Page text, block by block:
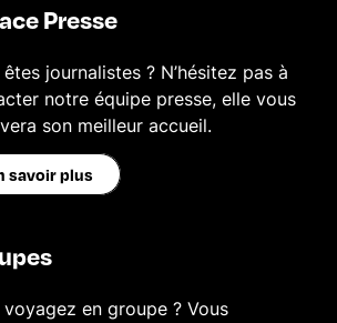
Presse
journalistes ? N’hésitez pas à
notre équipe presse, elle vous
son meilleur accueil.
savoir plus
voyagez en groupe ? Vous